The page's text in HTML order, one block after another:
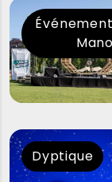
Mano
Dyptique